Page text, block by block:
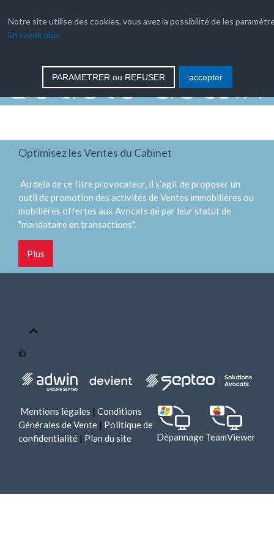
04 66 35 03 08
Optimisez les Ventes du Cabinet
Au delà de ce titre provocateur, il s'agit de proposer un
outil de promotion des activités de Ventes immobilières ou
mobilières offertes aux Avocats de par leur statut de
"mandataire en transactions".
Plus
L'assistance Internet
Nouveau
l'Observatoire International du Bonheur
(OIB)
Notre site utilise des cookies, vous avez la possibilité de les
En savoir plus
PARAMETRER ou REFUSER accepter
©
Dépannage TeamViewer
Mentions légales | Conditions
Générales de Vente | Politique de
confidentialité | Plan du site